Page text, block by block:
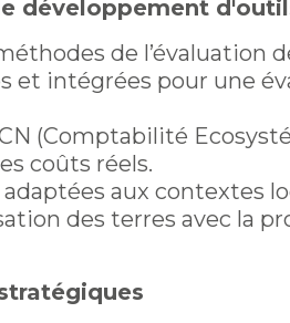
développement
de l’évaluation
intégrées pour une
(Comptabilité
coûts réels.
aux contextes
des terres avec la